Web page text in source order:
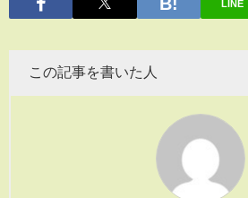
LINE
この記事を書いた人